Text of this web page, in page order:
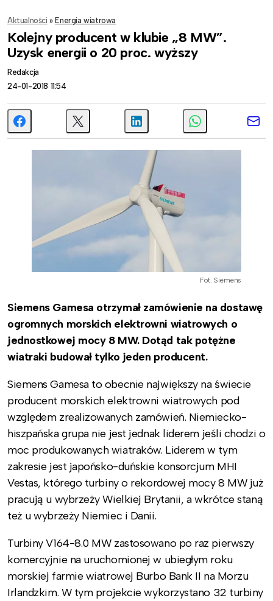
Aktualności » Energia wiatrowa
Kolejny producent w klubie „8 MW”.
Uzysk energii o 20 proc. wyższy
Redakcja
24-01-2018 11:54
Fot. Siemens
Siemens Gamesa otrzymał zamówienie na dostawę
ogromnych morskich elektrowni wiatrowych o
jednostkowej mocy 8 MW. Dotąd tak potężne
wiatraki budował tylko jeden producent.
Siemens Gamesa to obecnie największy na świecie
producent morskich elektrowni wiatrowych pod
względem zrealizowanych zamówień. Niemiecko-
hiszpańska grupa nie jest jednak liderem jeśli chodzi o
moc produkowanych wiatraków. Liderem w tym
zakresie jest japońsko-duńskie konsorcjum MHI
Vestas, którego turbiny o rekordowej mocy 8 MW już
pracują u wybrzeży Wielkiej Brytanii, a wkrótce staną
też u wybrzeży Niemiec i Danii.
Turbiny V164-8.0 MW zastosowano po raz pierwszy
komercyjnie na uruchomionej w ubiegłym roku
morskiej farmie wiatrowej Burbo Bank II na Morzu
Irlandzkim. W tym projekcie wykorzystano 32 turbiny